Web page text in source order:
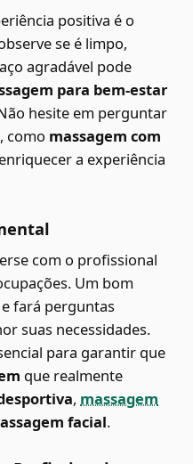
positiva é o
se é limpo,
agradável pode
para bem-estar
hesite em perguntar
como massagem com
a experiência
com o profissional
Um bom
fará perguntas
suas necessidades.
para garantir que
que realmente
, massagem
facial.